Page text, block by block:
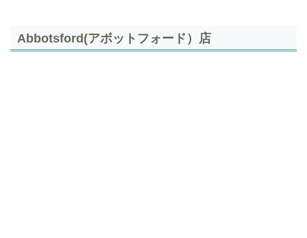
Abbotsford(アボットフォード）店